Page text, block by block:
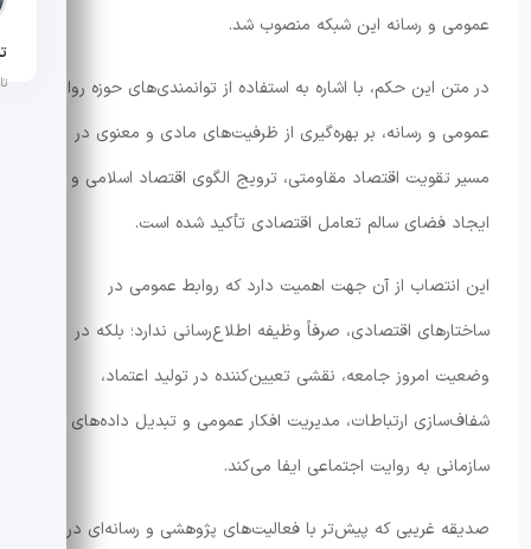
عمومی و رسانه این شبکه منصوب شد.
در متن این حکم، با اشاره به استفاده از توانمندی‌های حوزه روابط
عمومی و رسانه، بر بهره‌گیری از ظرفیت‌های مادی و معنوی در
مسیر تقویت اقتصاد مقاومتی، ترویج الگوی اقتصاد اسلامی و
ایجاد فضای سالم تعامل اقتصادی تأکید شده است.
این انتصاب از آن جهت اهمیت دارد که روابط عمومی در
ساختارهای اقتصادی، صرفاً وظیفه اطلاع‌رسانی ندارد؛ بلکه در
وضعیت امروز جامعه، نقشی تعیین‌کننده در تولید اعتماد،
شفاف‌سازی ارتباطات، مدیریت افکار عمومی و تبدیل داده‌های
سازمانی به روایت اجتماعی ایفا می‌کند.
صدیقه غریبی که پیش‌تر با فعالیت‌های پژوهشی و رسانه‌ای در